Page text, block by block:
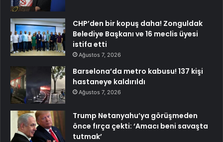
CHP’den bir kopuş daha! Zonguldak
Belediye Başkanı ve 16 meclis üyesi
istifa etti
Ağustos 7, 2026
Barselona’da metro kabusu! 137 kişi
hastaneye kaldırıldı
Ağustos 7, 2026
Trump Netanyahu’ya görüşmeden
önce fırça çekti: ‘Amacı beni savaşta
tutmak’